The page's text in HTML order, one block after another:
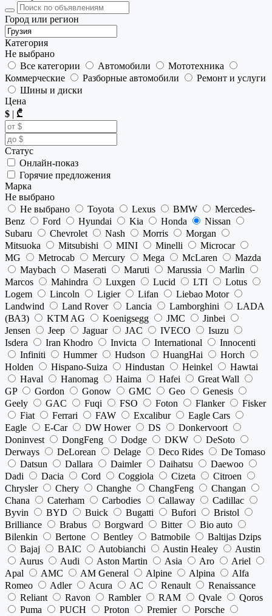
Город или регион
Категория
Не выбрано
Все категории
Автомобили
Мототехника
Коммерческие
Разборные автомобили
Ремонт и услуги
Шины и диски
Цена
$ | ₾
Статус
Онлайн-показ
Горячие предложения
Марка
Не выбрано
Не выбрано
Toyota Lexus BMW
Mercedes-
Benz
Ford Hyundai Kia Honda
Nissan
Subaru
Chevrolet Nash Morris
Morgan
Mitsuoka
Mitsubishi MINI Minelli
Microcar
MG
Metrocab Mercury Mega McLaren
Mazda
Maybach
Maserati Maruti Marussia
Marlin
Marcos
Mahindra Luxgen Lucid LTI
Lotus
Logem
Lincoln Ligier Lifan
Liebao Motor
Landwind
Land Rover Lancia Lamborghini
LADA
(ВАЗ)
KTM AG Koenigsegg JMC
Jinbei
Jensen
Jeep Jaguar JAC IVECO
Isuzu
Isdera
Iran Khodro Invicta International
Innocenti
Infiniti
Hummer Hudson HuangHai
Horch
Holden
Hispano-Suiza Hindustan Heinkel
Hawtai
Haval
Hanomag Haima Hafei
Great Wall
GP
Gordon Gonow GMC Geo
Genesis
Geely
GAC Fuqi FSO Foton Flanker
Fisker
Fiat
Ferrari FAW Excalibur
Eagle Cars
Eagle
E-Car DW Hower DS
Donkervoort
Doninvest
DongFeng Dodge DKW
DeSoto
Derways
DeLorean Delage Deco Rides
De Tomaso
Datsun
Dallara Daimler Daihatsu
Daewoo
Dadi
Dacia Cord Coggiola Cizeta
Citroen
Chrysler
Chery Changhe ChangFeng
Changan
Chana
Caterham Carbodies Callaway
Cadillac
Byvin
BYD Buick Bugatti Bufori
Bristol
Brilliance
Brabus Borgward Bitter
Bio auto
Bilenkin
Bertone Bentley Batmobile
Baltijas Dzips
Bajaj
BAIC Autobianchi Austin Healey
Austin
Aurus
Audi Aston Martin Asia Aro
Ariel
Apal
AMC AM General Alpine Alpina
Alfa
Romeo
Adler Acura AC Renault
Renaissance
Reliant
Ravon Rambler RAM Qvale
Qoros
Puma
PUCH Proton Premier
Porsche